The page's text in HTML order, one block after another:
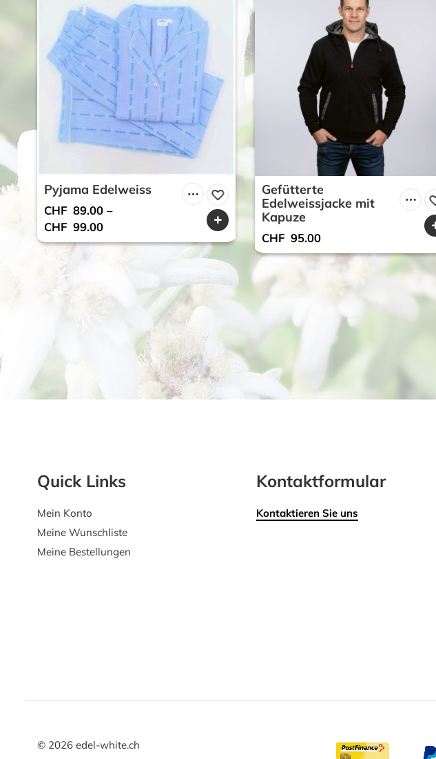
Pyjama Edelweiss
CHF 89.00–
CHF 99.00
Gefütterte
Edelweissjacke mit
Kapuze
CHF 95.00
Quick Links
Mein Konto
Meine Wunschliste
Meine Bestellungen
Kontaktformular
Kontaktieren Sie uns
© 2026edel-white.ch